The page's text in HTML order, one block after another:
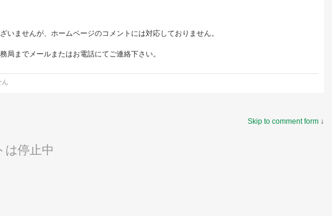
いませんが、ホームページのコメントには対応しておりません。
局までメールまたはお電話にてご連絡下さい。
ん
Skip to comment form ↓
は停止中